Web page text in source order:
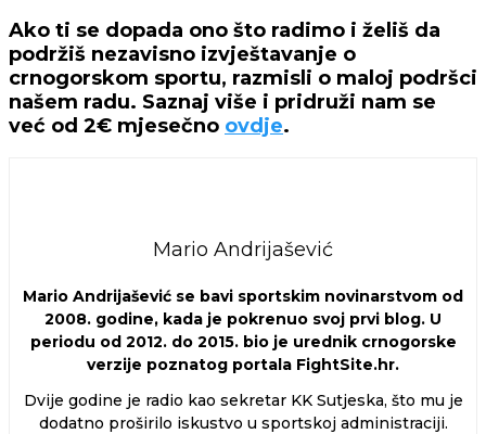
Ako ti se dopada ono što radimo i želiš da
podržiš nezavisno izvještavanje o
crnogorskom sportu, razmisli o maloj podršci
našem radu. Saznaj više i pridruži nam se
već od 2€ mjesečno ovdje.
Mario Andrijašević
Mario Andrijašević se bavi sportskim novinarstvom od
2008. godine, kada je pokrenuo svoj prvi blog. U
periodu od 2012. do 2015. bio je urednik crnogorske
verzije poznatog portala FightSite.hr.
Dvije godine je radio kao sekretar KK Sutjeska, što mu je
dodatno proširilo iskustvo u sportskoj administraciji.